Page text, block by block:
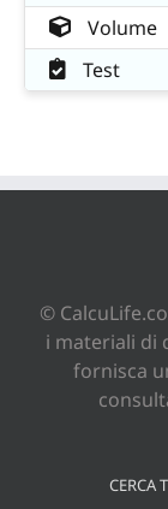
Volume
Test
©
i materiali di
fornisca
CERCA